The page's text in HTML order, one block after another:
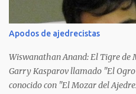
Apodos de ajedrecistas
Wiswanathan Anand: El Tigre de
Garry Kasparov llamado "El
conocido con "El Mozar del